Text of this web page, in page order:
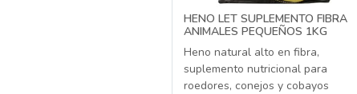
HENO LET SUPLEMENTO FIBRA
ANIMALES PEQUEÑOS 1KG
Heno natural alto en fibra,
suplemento nutricional para
roedores, conejos y cobayos